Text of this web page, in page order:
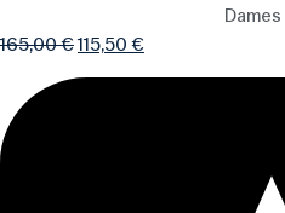
Dames
165,00€115,50 €